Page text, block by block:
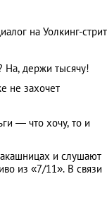
на Уолкинг-стрит
На, держи тысячу!
не захочет
— что хочу, то и
и слушают
из «7/11». В связи